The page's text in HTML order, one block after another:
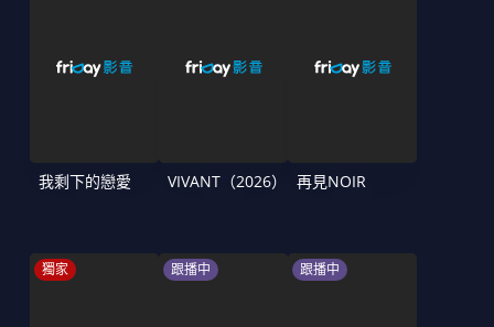
我剩下的戀愛 VIVANT（2026） 再見NOIR
獨家 跟播中 跟播中